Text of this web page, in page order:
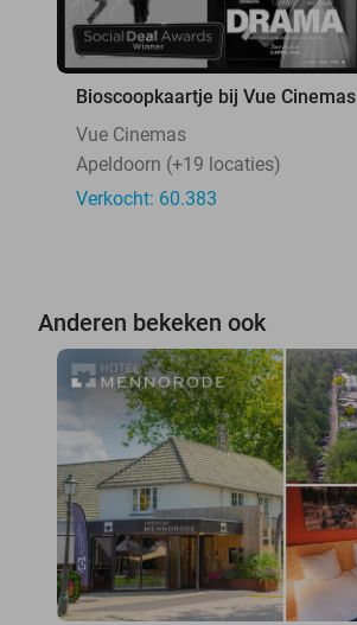
Bioscoopkaartje bij Vue Cinemas
Vue Cinemas
Apeldoorn (+19 locaties)
Verkocht: 60.383
Anderen bekeken ook